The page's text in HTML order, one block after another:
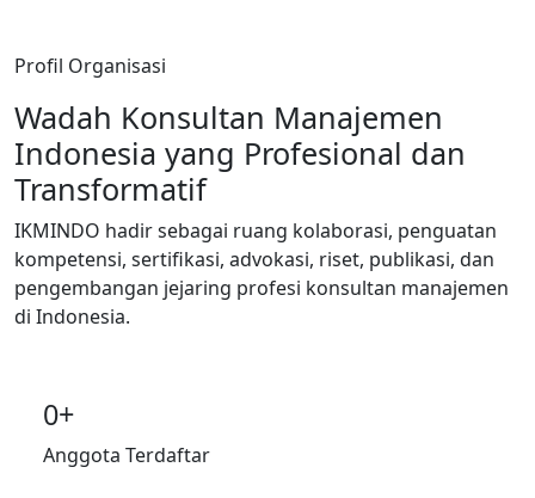
Profil Organisasi
Wadah Konsultan Manajemen
Indonesia yang Profesional dan
Transformatif
IKMINDO hadir sebagai ruang kolaborasi, penguatan
kompetensi, sertifikasi, advokasi, riset, publikasi, dan
pengembangan jejaring profesi konsultan manajemen
di Indonesia.
0+
Anggota Terdaftar